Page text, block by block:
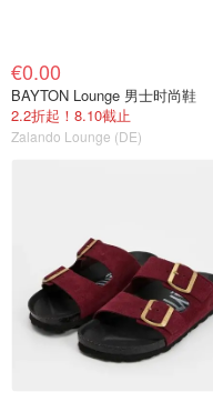
€0.00
BAYTON Lounge 男士时尚鞋
2.2折起！8.10截止
Zalando Lounge (DE)